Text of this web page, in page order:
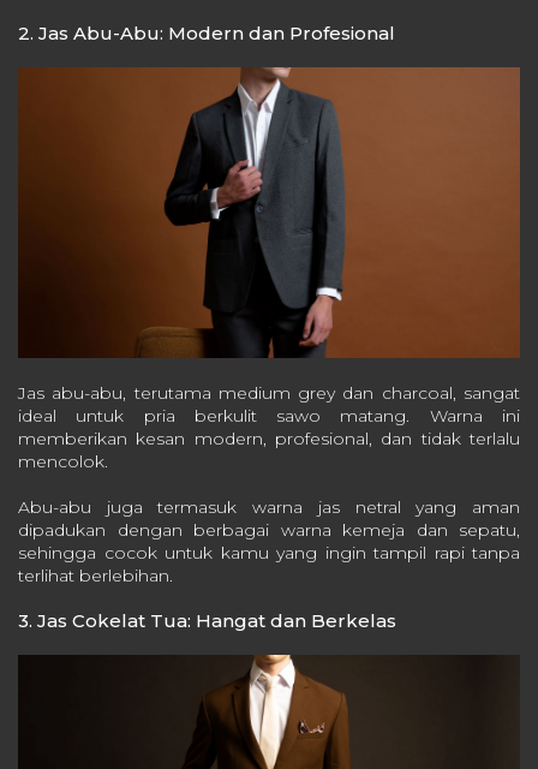
2. Jas Abu-Abu: Modern dan Profesional
Jas abu-abu, terutama medium grey dan charcoal, sangat
ideal untuk pria berkulit sawo matang. Warna ini
memberikan kesan modern, profesional, dan tidak terlalu
mencolok.
Abu-abu juga termasuk warna jas netral yang aman
dipadukan dengan berbagai warna kemeja dan sepatu,
sehingga cocok untuk kamu yang ingin tampil rapi tanpa
terlihat berlebihan.
3. Jas Cokelat Tua: Hangat dan Berkelas